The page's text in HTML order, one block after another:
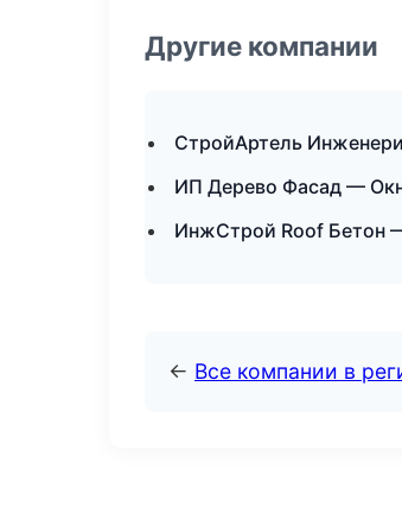
Другие компании
СтройАртель
ИП Дерево Фасад —
ИнжСтрой Roof Бетон
← Все компании в